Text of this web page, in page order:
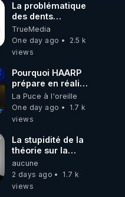
La problématique
des dents
dévitalisées et
des implants
TrueMedia
One day ago
2.5 k
views
Pourquoi HAARP
prépare en réalité
un CHAOS
climatique, on
répond
La Puce à l'oreille
One day ago
1.7 k
views
La stupidité de la
théorie sur la
responsabilité de
l’homme
concernant le
aucune
2 days ago
1.7 k
views